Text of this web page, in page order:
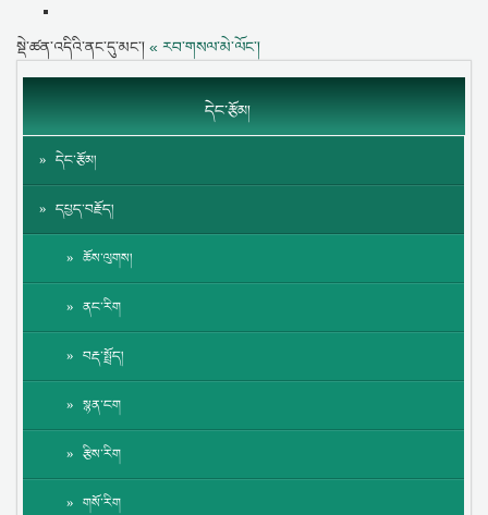
སྡེ་ཚན་འདིའི་ནང་དུ་མང་། « རབ་གསལ་མེ་ལོང་།
དེང་རྩོམ།
དེང་རྩོམ།
དཔྱད་བརྗོད།
ཆོས་ལུགས།
ནང་རིག
བརྡ་སྤྲོད།
སྙན་ངག
རྩིས་རིག
གསོ་རིག